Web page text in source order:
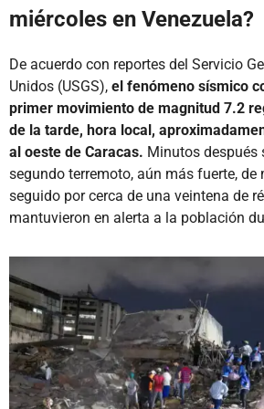
miércoles en Venezuela?
De acuerdo con reportes del Servicio
Unidos (USGS), el fenómeno sísmico
primer movimiento de magnitud 7.2
de la tarde, hora local,
al oeste de Caracas. Minutos después
segundo terremoto, aún más fuerte, de
seguido por cerca de una veintena de
mantuvieron en alerta a la población